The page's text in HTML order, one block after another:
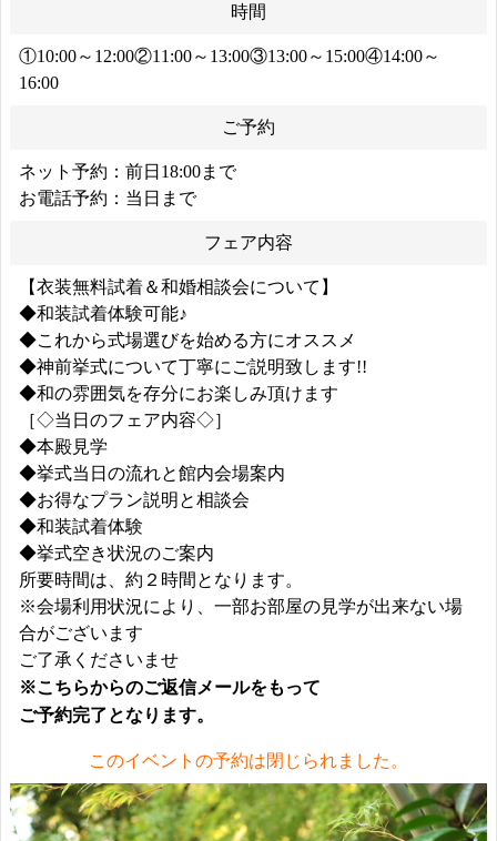
時間
①10:00～12:00②11:00～13:00③13:00～15:00④14:00～
16:00
ご予約
ネット予約：前日18:00まで
お電話予約：当日まで
フェア内容
【衣装無料試着＆和婚相談会について】
◆和装試着体験可能♪
◆これから式場選びを始める方にオススメ
◆神前挙式について丁寧にご説明致します!!
◆和の雰囲気を存分にお楽しみ頂けます
［◇当日のフェア内容◇］
◆本殿見学
◆挙式当日の流れと館内会場案内
◆お得なプラン説明と相談会
◆和装試着体験
◆挙式空き状況のご案内
所要時間は、約２時間となります。
※会場利用状況により、一部お部屋の見学が出来ない場
合がございます
ご了承くださいませ
※こちらからのご返信メールをもって
ご予約完了となります。
このイベントの予約は閉じられました。